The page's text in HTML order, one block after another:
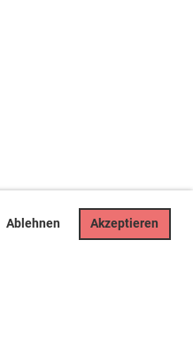
Ablehnen Akzeptieren